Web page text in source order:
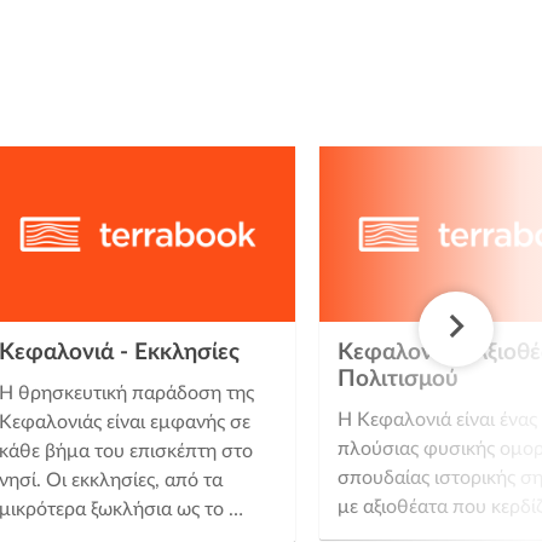
Κεφαλονιά - Εκκλησίες
Η θρησκευτική παράδοση της
Κεφαλονιάς είναι εμφανής σε
κάθε βήμα του επισκέπτη στο
νησί. Οι εκκλησίες, από τα
μικρότερα ξωκλήσια ως το …
Κεφαλονιά -
Πολιτισμού
Η Κεφαλονιά είναι
πλούσιας φυσικής
σπουδαίας ιστορικής
με αξιοθέατα που